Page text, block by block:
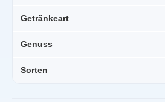
Getränkeart
Genuss
Sorten